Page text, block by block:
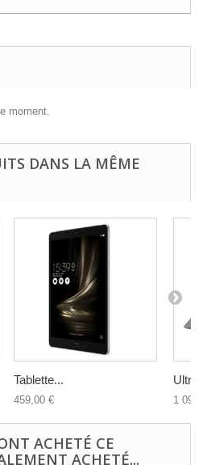
moment.
DANS LA MÊME
Tablette...
459,00 € 1
ACHETÉ CE
ACHETÉ...